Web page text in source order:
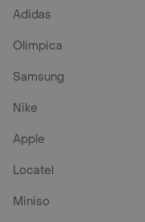
Adidas
Olimpica
Samsung
Nike
Apple
Locatel
Miniso